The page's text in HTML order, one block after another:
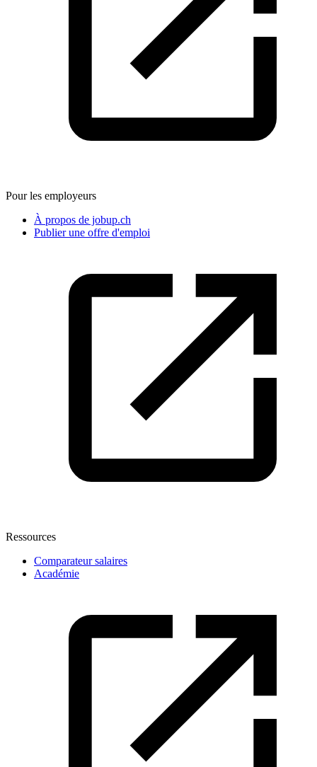
Pour les employeurs
À propos de jobup.ch
Publier une offre d'emploi
Ressources
Comparateur salaires
Académie